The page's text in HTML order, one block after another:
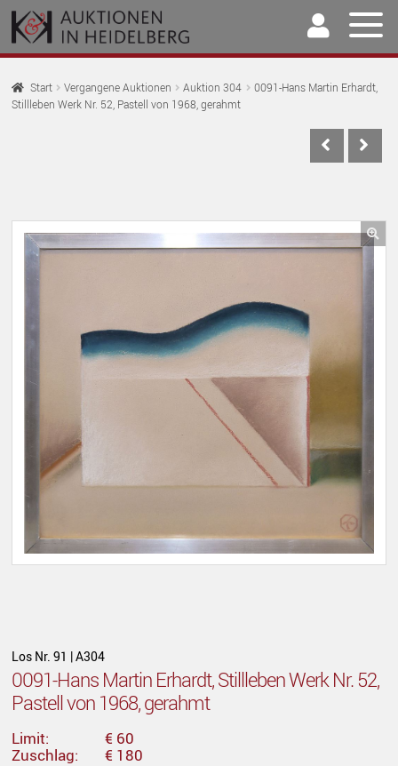
Zur
Navigation
springen
Springe
zum
Inhalt
Home
Unser Team
Start Vergangene Auktionen Auktion 304
0091-Hans Martin Erhardt,
Stillleben Werk Nr. 52, Pastell von 1968, gerahmt
Los Nr. 91 | A304
0091-Hans Martin Erhardt, Stillleben Werk Nr. 52,
Pastell von 1968, gerahmt
Limit:
€ 60
Zuschlag:
€ 180